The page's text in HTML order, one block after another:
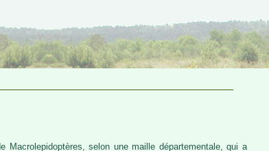
selon une maille départementale, qui a